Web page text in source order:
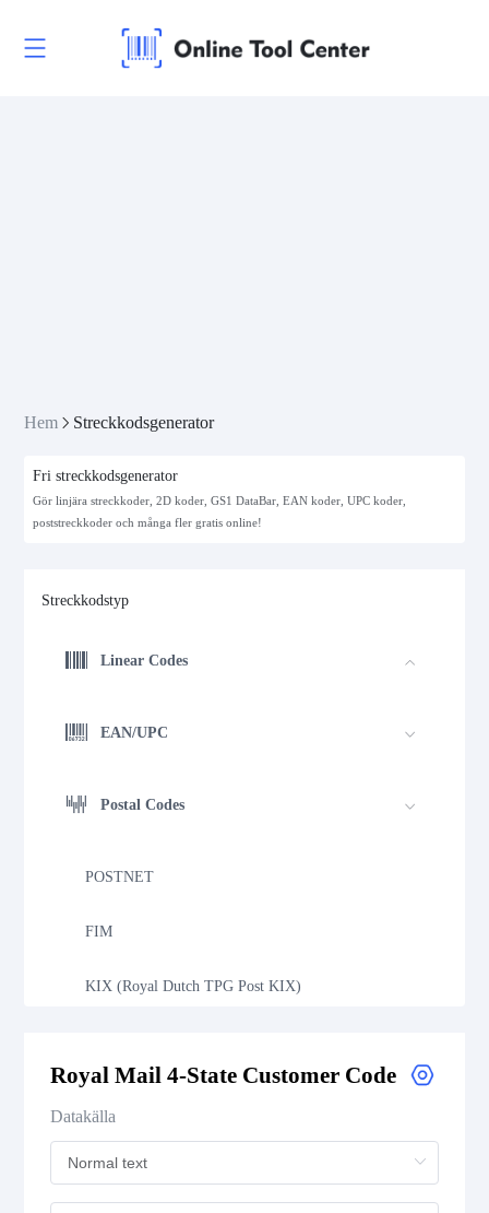
Hem Streckkodsgenerator
Fri streckkodsgenerator
Gör linjära streckkoder, 2D koder, GS1 DataBar, EAN koder, UPC koder,
poststreckkoder och många fler gratis online!
Streckkodstyp
Linear Codes
EAN/UPC
Postal Codes
POSTNET
FIM
KIX (Royal Dutch TPG Post KIX)
Deutsche Post Identcode
Royal Mail 4-State Customer Code
Datakälla